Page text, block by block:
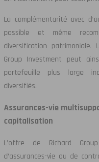
La complémentarité avec
possible et même
diversification patrimoniale.
Group Investment peut
portefeuille plus large
diversifiés.
Assurances-vie
capitalisation
L’offre de Richard
d’assurances-vie ou de